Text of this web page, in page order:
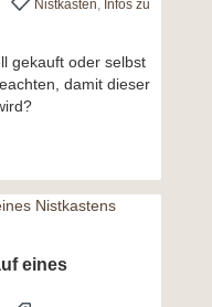
Nistkasten Infos zu
gekauft oder selbst
damit dieser
eines